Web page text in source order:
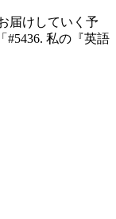
届けしていく予
#5436. 私の『英語